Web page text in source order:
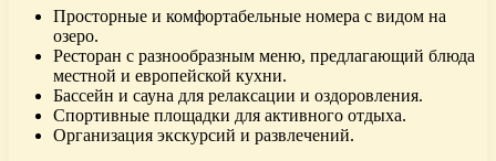
Просторные и комфортабельные номера с видом на
озеро.
Ресторан с разнообразным меню, предлагающий блюда
местной и европейской кухни.
Бассейн и сауна для релаксации и оздоровления.
Спортивные площадки для активного отдыха.
Организация экскурсий и развлечений.